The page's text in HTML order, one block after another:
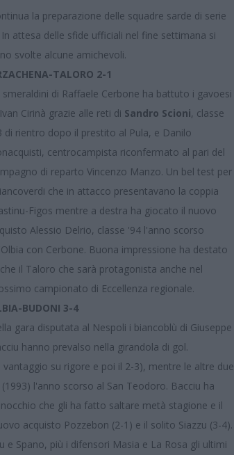
la preparazione delle squadre sarde di serie
In attesa delle sfide ufficiali nel fine settimana si
svolte alcune amichevoli.
TALORO 2-1
smeraldini di Raffaele Cerbone ha battuto i gavoesi
Cirinà grazie alle reti di Sandro Scioni, classe
di rientro dopo il prestito al Pula, e Danilo
centrocampista riconfermato al pari del
di reparto Vincenzo Manzo. Un bel test per
che in attacco presentavano la coppia
Figos mentre a destra ha giocato il nuovo
Alessio Delrio, classe '94 l'anno scorso
con Cerbone. Buona impressione ha destato
il Taloro che sarà protagonista anche nel
campionato di Eccellenza regionale.
BUDONI 3-4
gara disputata al Nespoli i biancoblù di Giuseppe
hanno prevalso nella girandola di gol.
su rigore e poi il 2-3), mentre le altre due
l'anno scorso al San Teodoro. Bacciu ha
che gli ha fatto saltare metà stagione e il
acquisto Pozzebon (2-1) e il solito Siazzu (3-4).
Spano, più i difensori Masia e La Rosa gli ultimi